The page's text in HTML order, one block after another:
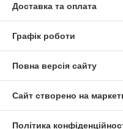
Доставка та оплата
Графік роботи
Повна версія сайту
Сайт створено на
Політика